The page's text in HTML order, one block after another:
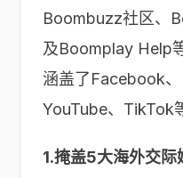
Boombuzz社区、
及Boomplay Help
涵盖了Facebook
YouTube、TikTok
1.掩盖5大海外交际